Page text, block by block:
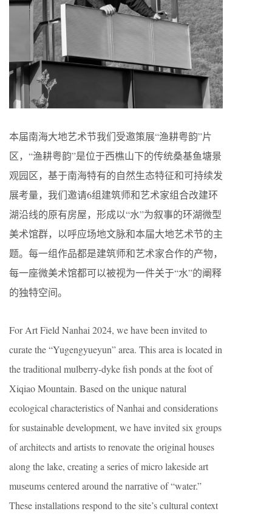
本届南海大地艺术节我们受邀策展“渔耕粤韵”片
区，“渔耕粤韵”是位于西樵山下的传统桑基鱼塘景
观园区，基于南海特有的自然生态特征和可持续发
展考量，我们邀请6组建筑师和艺术家组合改建环
湖沿线的原有房屋，形成以“水”为叙事的环湖微型
美术馆群，以呼应场地文脉和本届大地艺术节的主
题。每一组作品都是建筑师和艺术家合作的产物，
每一座微美术馆都可以被视为一件关于“水”的阐释
的独特空间。
For Art Field Nanhai 2024, we have been invited to
curate the “Yugengyueyun” area. This area is located in
the traditional mulberry-dyke fish ponds at the foot of
Xiqiao Mountain. Based on the unique natural
ecological characteristics of Nanhai and considerations
for sustainable development, we have invited six groups
of architects and artists to renovate the original houses
along the lake, creating a series of micro lakeside art
museums centered around the narrative of “water.”
These installations respond to the site’s cultural context